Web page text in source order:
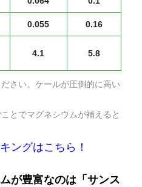
0.055 0.16
4.1 5.8
さい。ケールが圧倒的に高い
とでマグネシウムが補えると
ングはこちら！
が豊富なのは「サンス